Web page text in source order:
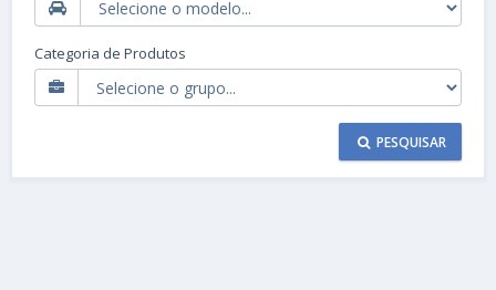
Categoria de Produtos
PESQUISAR